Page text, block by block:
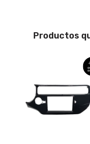
Productos